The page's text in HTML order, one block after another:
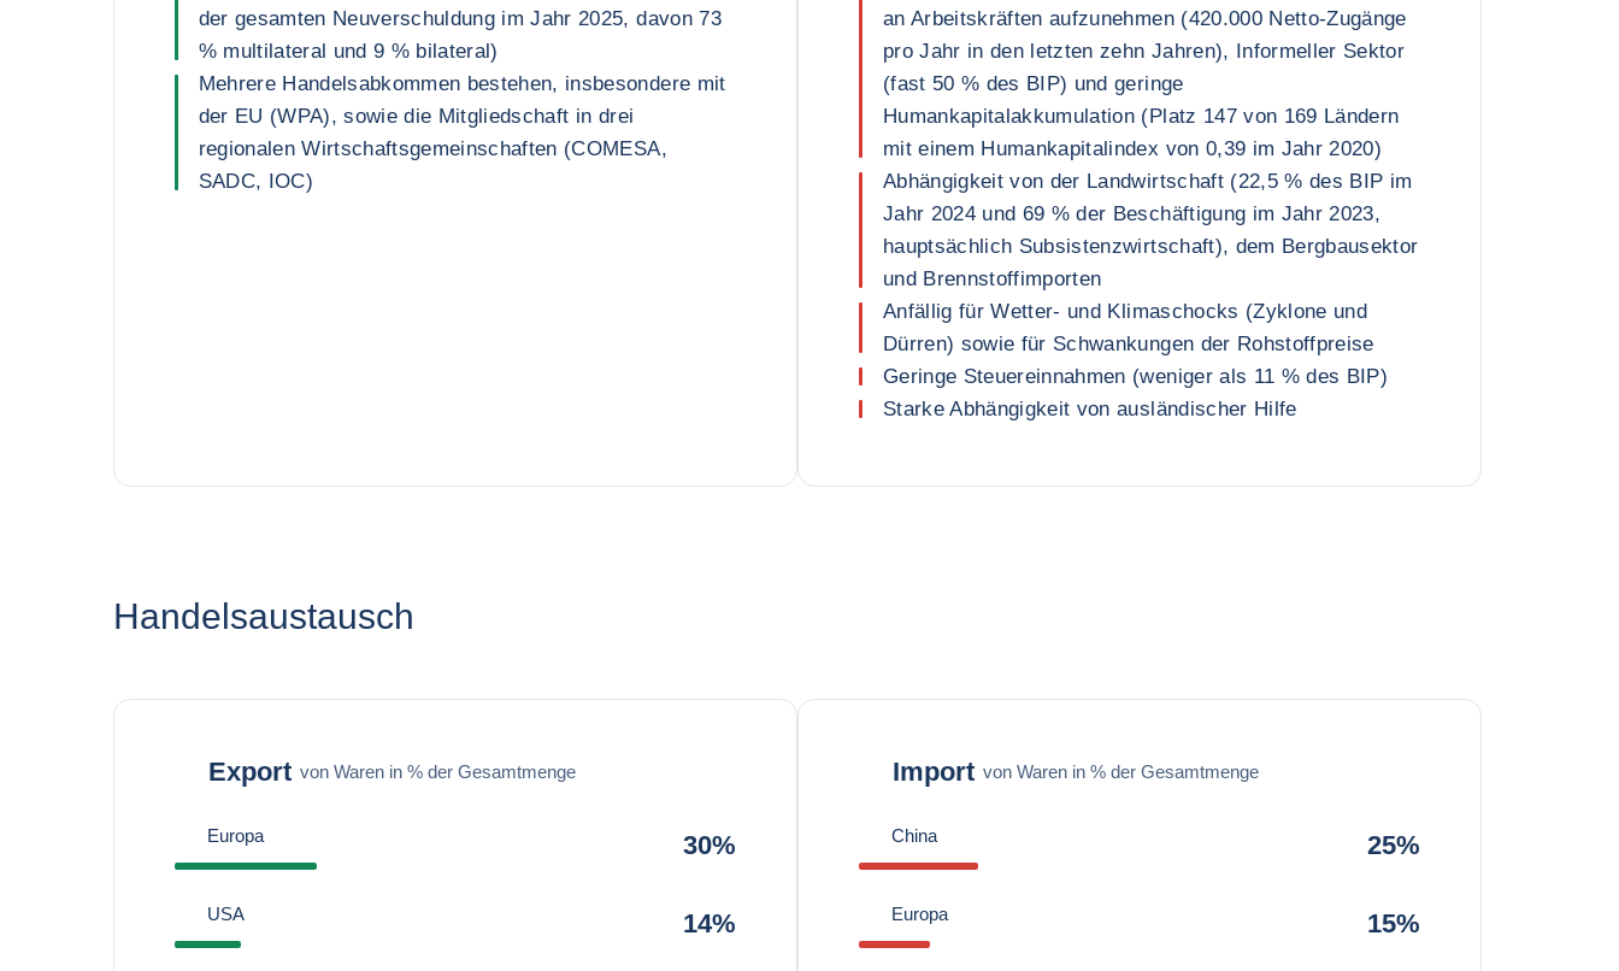
der gesamten Neuverschuldung im Jahr 2025, davon 73
% multilateral und 9 % bilateral)
Mehrere Handelsabkommen bestehen, insbesondere mit
der EU (WPA), sowie die Mitgliedschaft in drei
regionalen Wirtschaftsgemeinschaften (COMESA,
SADC, IOC)
an Arbeitskräften aufzunehmen (420.000 Netto-Zugänge
pro Jahr in den letzten zehn Jahren), Informeller Sektor
(fast 50 % des BIP) und geringe
Humankapitalakkumulation (Platz 147 von 169 Ländern
mit einem Humankapitalindex von 0,39 im Jahr 2020)
Abhängigkeit von der Landwirtschaft (22,5 % des BIP im
Jahr 2024 und 69 % der Beschäftigung im Jahr 2023,
hauptsächlich Subsistenzwirtschaft), dem Bergbausektor
und Brennstoffimporten
Anfällig für Wetter- und Klimaschocks (Zyklone und
Dürren) sowie für Schwankungen der Rohstoffpreise
Geringe Steuereinnahmen (weniger als 11 % des BIP)
Starke Abhängigkeit von ausländischer Hilfe
Handelsaustausch
Export von Waren in % der Gesamtmenge
Europa 30%
USA 14%
Import von Waren in % der Gesamtmenge
China 25%
Europa 15%